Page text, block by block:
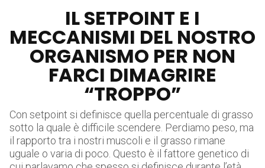
IL SETPOINT E I
MECCANISMI DEL NOSTRO
ORGANISMO PER NON
FARCI DIMAGRIRE
“TROPPO”
Con setpoint si definisce quella percentuale di grasso
sotto la quale è difficile scendere. Perdiamo peso, ma
il rapporto tra i nostri muscoli e il grasso rimane
uguale o varia di poco. Questo è il fattore genetico di